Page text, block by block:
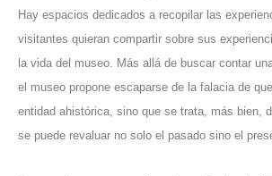
Hay espacios dedicados a recopilar las
visitantes quieran compartir sobre sus
la vida del museo. Más allá de buscar contar
el museo propone escaparse de la falacia de
entidad ahistórica, sino que se trata, más bien,
se puede revaluar no solo el pasado sino el